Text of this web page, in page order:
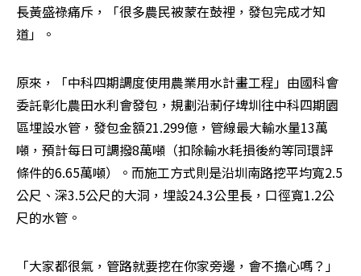
長黃盛祿痛斥，「很多農民被蒙在鼓裡，發包完成才知
道」。
原來，「中科四期調度使用農業用水計畫工程」由國科會
委託彰化農田水利會發包，規劃沿莿仔埤圳往中科四期園
區埋設水管，發包金額21.299億，管線最大輸水量13萬
噸，預計每日可調撥8萬噸（扣除輸水耗損後約等同環評
條件的6.65萬噸）。而施工方式則是沿圳南路挖平均寬2.5
公尺、深3.5公尺的大洞，埋設24.3公里長，口徑寬1.2公
尺的水管。
「大家都很氣，管路就要挖在你家旁邊，會不擔心嗎？」